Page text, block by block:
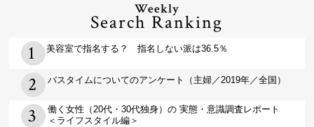
Weekly
Search Ranking
美容室で指名する？ 指名しない派は36.5％
バスタイムについてのアンケート（主婦／2019年／全国）
働く女性（20代・30代独身）の 実態・意識調査レポート
＜ライフスタイル編＞